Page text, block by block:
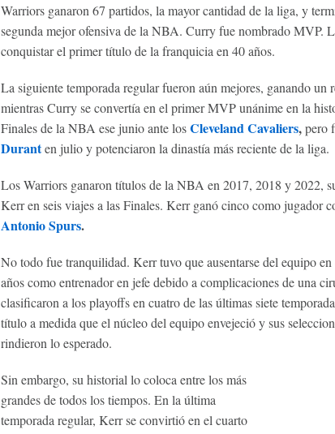
Warriors ganaron 67 partidos, la mayor cantidad de la liga, y
segunda mejor ofensiva de la NBA. Curry fue nombrado MVP.
conquistar el primer título de la franquicia en 40 años.
La siguiente temporada regular fueron aún mejores, ganando un
mientras Curry se convertía en el primer MVP unánime en la
Finales de la NBA ese junio ante los Cleveland Cavaliers,pero
Durant en julio y potenciaron la dinastía más reciente de la liga.
Los Warriors ganaron títulos de la NBA en 2017, 2018 y 2022,
Kerr en seis viajes a las Finales. Kerr ganó cinco como jugador
Antonio Spurs.
No todo fue tranquilidad. Kerr tuvo que ausentarse del equipo en
años como entrenador en jefe debido a complicaciones de una
clasificaron a los playoffs en cuatro de las últimas siete
título a medida que el núcleo del equipo envejeció y sus
rindieron lo esperado.
Sin embargo, su historial lo coloca entre los más
grandes de todos los tiempos. En la última
temporada regular, Kerr se convirtió en el cuarto